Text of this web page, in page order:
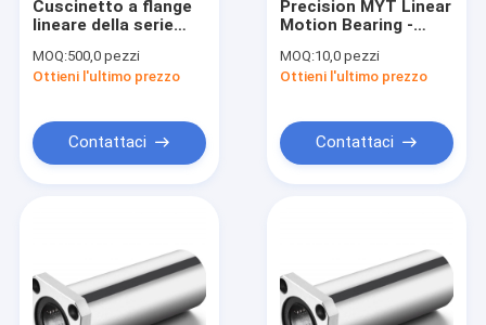
Cuscinetto a flange
lineare della serie
prestazioni per un
movimento liscio
MOQ:500,0 pezzi
Ottieni l'ultimo prezzo
Contattaci
Precision MYT Linear
Motion Bearing -
macchine industriali
MOQ:10,0 pezzi
Ottieni l'ultimo prezzo
Contattaci